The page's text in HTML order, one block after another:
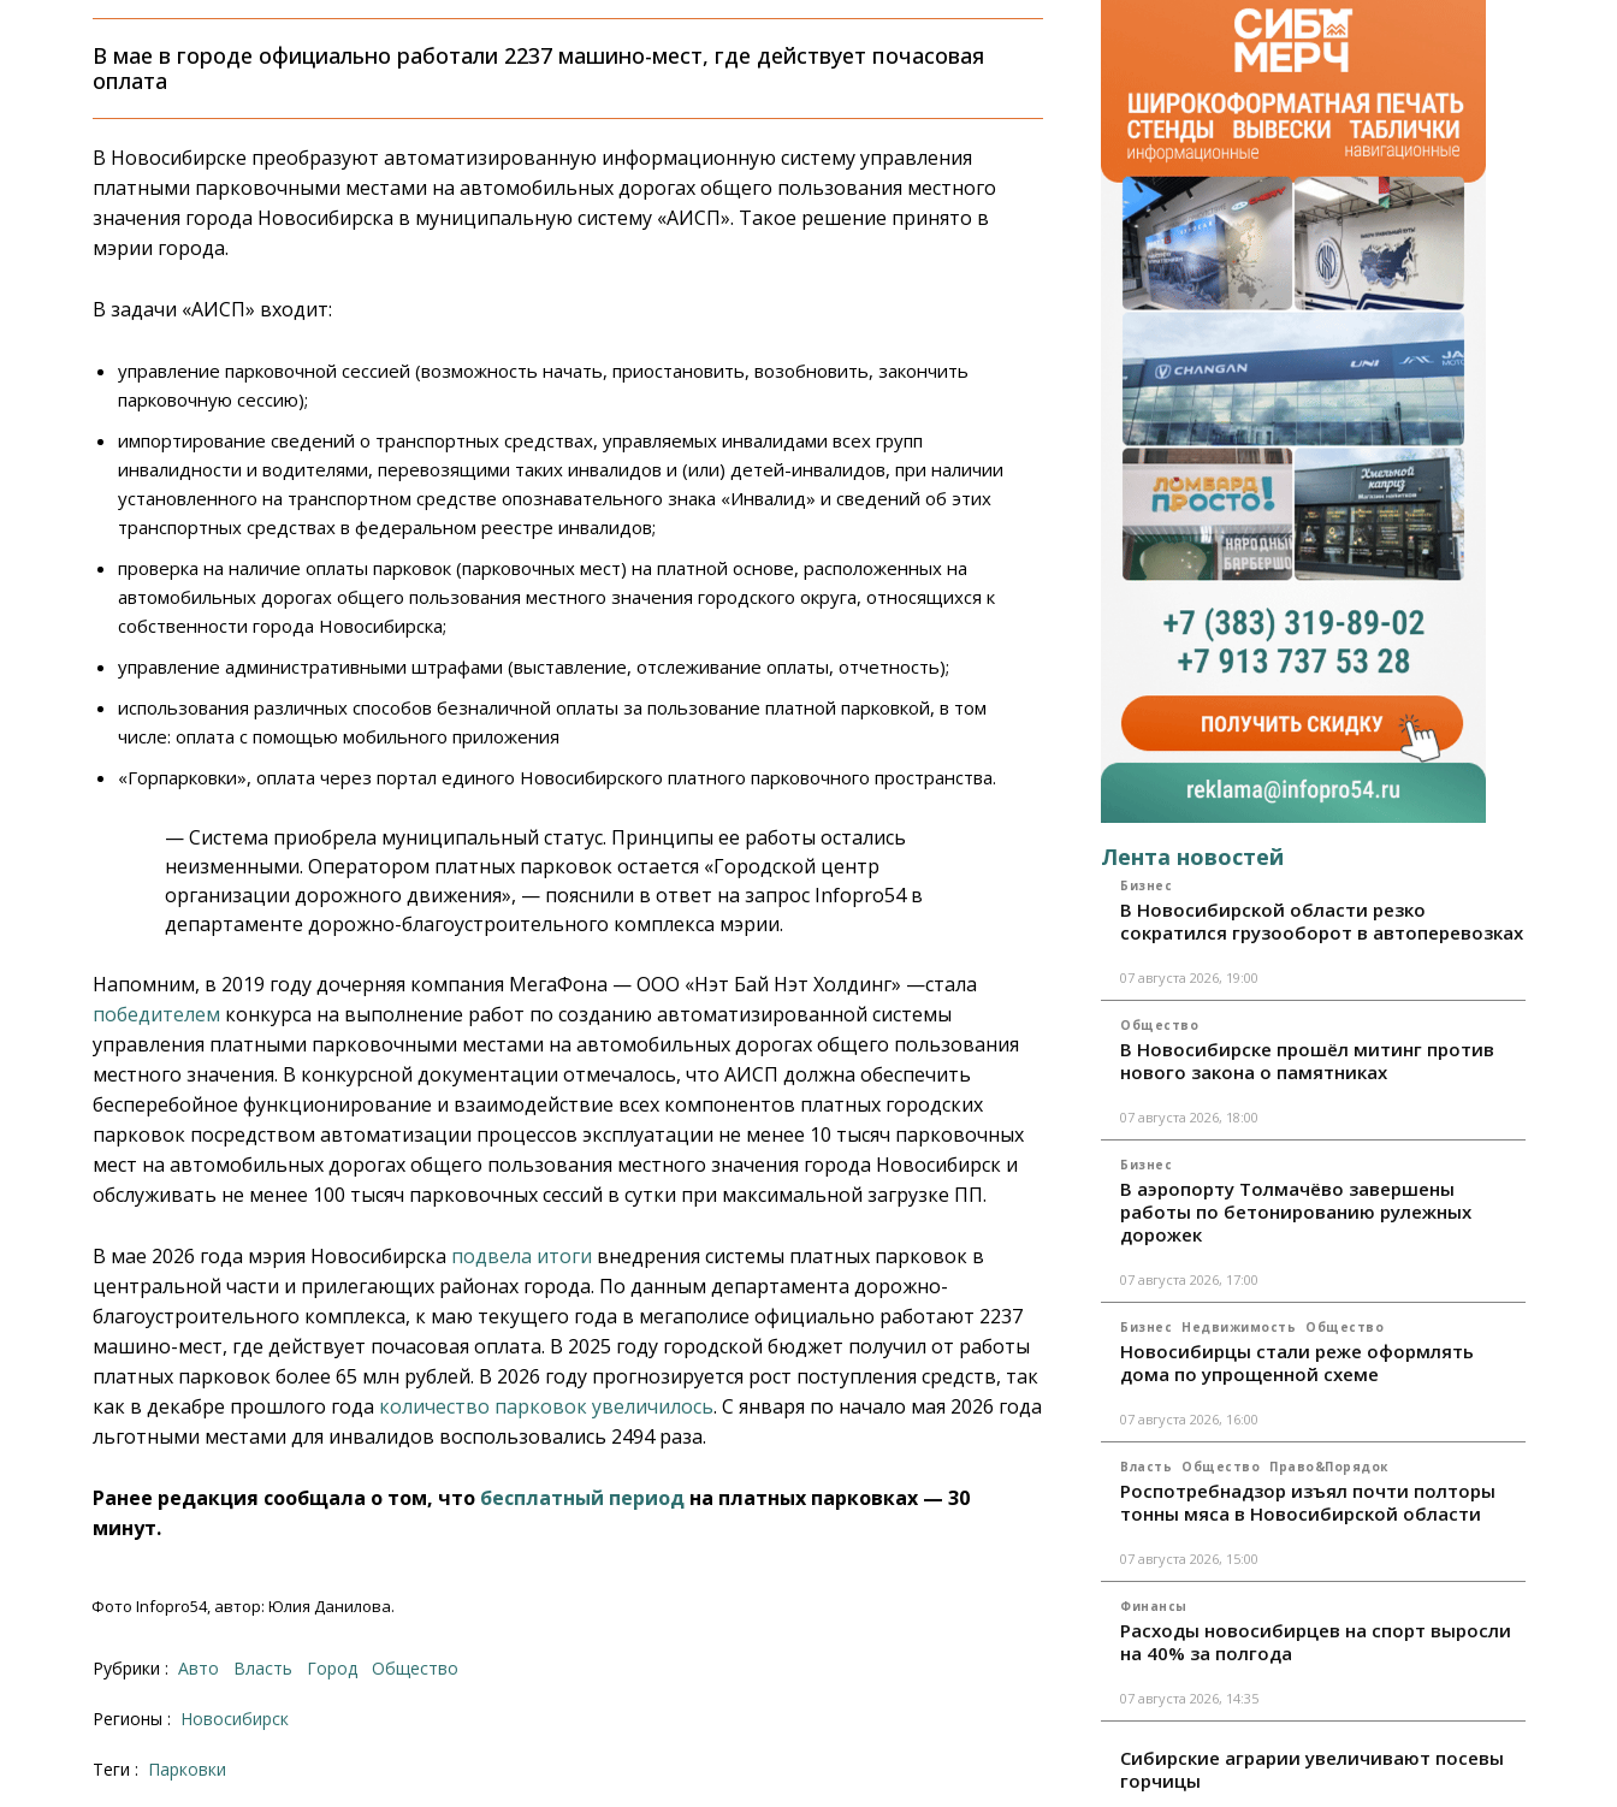
В мае в городе официально работали 2237 машино-мест, где действует почасовая
оплата
В Новосибирске преобразуют автоматизированную информационную систему управления
платными парковочными местами на автомобильных дорогах общего пользования местного
значения города Новосибирска в муниципальную систему «АИСП». Такое решение принято в
мэрии города.
В задачи «АИСП» входит:
управление парковочной сессией (возможность начать, приостановить, возобновить, закончить
парковочную сессию);
импортирование сведений о транспортных средствах, управляемых инвалидами всех групп
инвалидности и водителями, перевозящими таких инвалидов и (или) детей-инвалидов, при наличии
установленного на транспортном средстве опознавательного знака «Инвалид» и сведений об этих
транспортных средствах в федеральном реестре инвалидов;
проверка на наличие оплаты парковок (парковочных мест) на платной основе, расположенных на
автомобильных дорогах общего пользования местного значения городского округа, относящихся к
собственности города Новосибирска;
управление административными штрафами (выставление, отслеживание оплаты, отчетность);
использования различных способов безналичной оплаты за пользование платной парковкой, в том
числе: оплата с помощью мобильного приложения
«Горпарковки», оплата через портал единого Новосибирского платного парковочного пространства.
— Система приобрела муниципальный статус. Принципы ее работы остались
неизменными. Оператором платных парковок остается «Городской центр
организации дорожного движения», — пояснили в ответ на запрос Infopro54 в
департаменте дорожно-благоустроительного комплекса мэрии.
Напомним, в 2019 году дочерняя компания МегаФона — ООО «Нэт Бай Нэт Холдинг» —стала
победителем конкурса на выполнение работ по созданию автоматизированной системы
управления платными парковочными местами на автомобильных дорогах общего пользования
местного значения. В конкурсной документации отмечалось, что АИСП должна обеспечить
бесперебойное функционирование и взаимодействие всех компонентов платных городских
парковок посредством автоматизации процессов эксплуатации не менее 10 тысяч парковочных
мест на автомобильных дорогах общего пользования местного значения города Новосибирск и
обслуживать не менее 100 тысяч парковочных сессий в сутки при максимальной загрузке ПП.
В мае 2026 года мэрия Новосибирска подвела итоги внедрения системы платных парковок в
центральной части и прилегающих районах города. По данным департамента дорожно-
благоустроительного комплекса, к маю текущего года в мегаполисе официально работают 2237
машино-мест, где действует почасовая оплата. В 2025 году городской бюджет получил от работы
платных парковок более 65 млн рублей. В 2026 году прогнозируется рост поступления средств, так
как в декабре прошлого года количество парковок увеличилось. С января по начало мая 2026 года
льготными местами для инвалидов воспользовались 2494 раза.
Ранее редакция сообщала о том, что бесплатный период на платных парковках — 30
минут.
Фото Infopro54, автор: Юлия Данилова.
Рубрики : Авто Власть Город Общество
Регионы : Новосибирск
Теги : Парковки
Лента новостей
Бизнес
В Новосибирской области резко
сократился грузооборот в автоперевозках
07 августа 2026, 19:00
Общество
В Новосибирске прошёл митинг против
нового закона о памятниках
07 августа 2026, 18:00
Бизнес
В аэропорту Толмачёво завершены
работы по бетонированию рулежных
дорожек
07 августа 2026, 17:00
Бизнес Недвижимость Общество
Новосибирцы стали реже оформлять
дома по упрощенной схеме
07 августа 2026, 16:00
Власть Общество Право&Порядок
Роспотребнадзор изъял почти полторы
тонны мяса в Новосибирской области
07 августа 2026, 15:00
Финансы
Расходы новосибирцев на спорт выросли
на 40% за полгода
07 августа 2026, 14:35
Сибирские аграрии увеличивают посевы
горчицы